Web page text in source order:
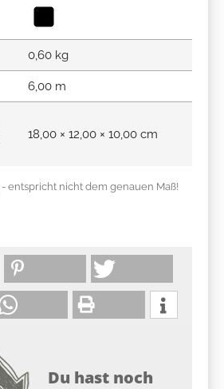
0,60 kg
6,00 m
18,00 × 12,00 × 10,00 cm
entspricht nicht dem genauen Maß!
Du hast noch